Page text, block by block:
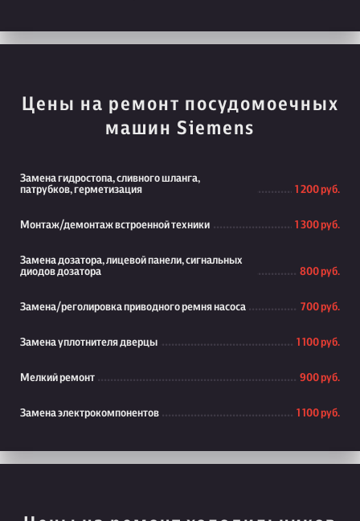
Цены на ремонт посудомоечных
машин Siemens
Замена гидростопа, сливного шланга,
патрубков, герметизация
1 200 руб.
Монтаж/демонтаж встроенной техники 1 300 руб.
Замена дозатора, лицевой панели, сигнальных
диодов дозатора
800 руб.
Замена/реголировка приводного ремня насоса 700 руб.
Замена уплотнителя дверцы 1 100 руб.
Мелкий ремонт 900 руб.
Замена электрокомпонентов 1 100 руб.